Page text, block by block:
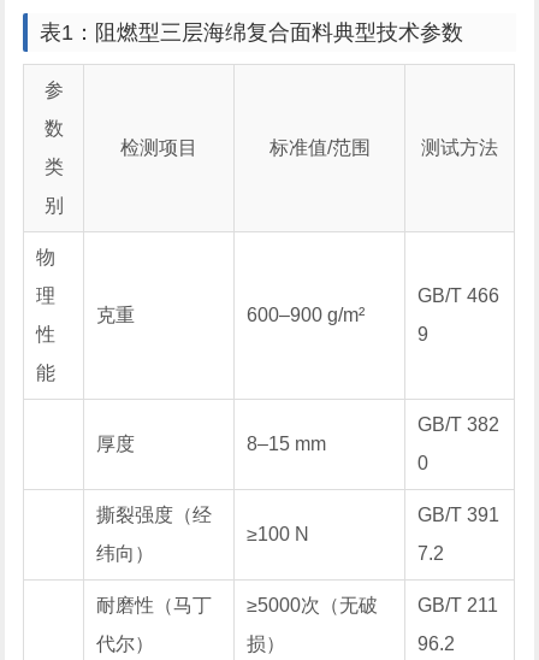
表1：阻燃型三层海绵复合面料典型技术参数
参
数
类
别
检测项目 标准值/范围 测试方法
物
理
性
能
克重 600–900 g/m²
GB/T 466
9
厚度 8–15 mm
GB/T 382
0
撕裂强度（经
纬向）
≥100 N
GB/T 391
7.2
耐磨性（马丁
代尔）
≥5000次（无破
损）
GB/T 211
96.2